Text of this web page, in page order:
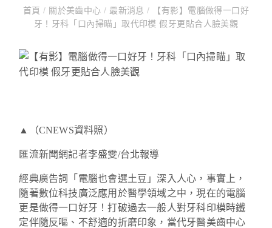
首頁/ 關於美齒中心/ 最新消息/ 【有影】電腦做得一口好
牙！牙科「口內掃瞄」取代印模 假牙更貼合人臉美觀
▲（CNEWS資料照）
匯流新聞網記者李盛雯/台北報導
經典廣告詞「電腦也會選土豆」深入人心，事實上，
隨著數位科技廣泛應用於醫學領域之中，現在的電腦
更是做得一口好牙！打破過去一般人對牙科印模時鐵
定伴隨反嘔、不舒適的折磨印象，當代牙醫美齒中心